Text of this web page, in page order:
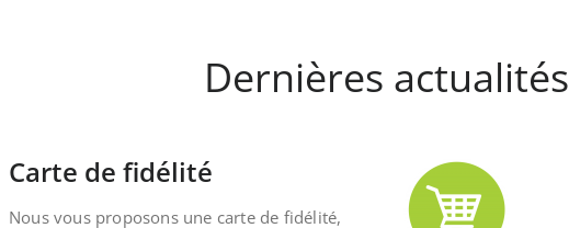
Dernières actualités
Carte de fidélité
Nous vous proposons une carte de fidélité,